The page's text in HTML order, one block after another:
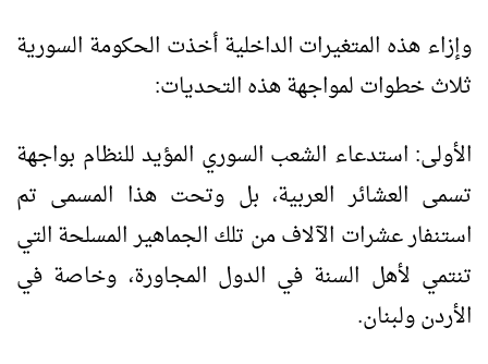
وإزاء هذه المتغيرات الداخلية أخذت الحكومة السورية
ثلاث خطوات لمواجهة هذه التحديات:
الأولى: استدعاء الشعب السوري المؤيد للنظام بواجهة
تسمى العشائر العربية، بل وتحت هذا المسمى تم
استنفار عشرات الآلاف من تلك الجماهير المسلحة التي
تنتمي لأهل السنة في الدول المجاورة، وخاصة في
الأردن ولبنان.